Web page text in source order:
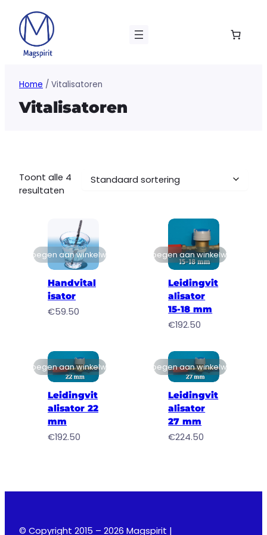
naar
inhoud
Home / Vitalisatoren
Vitalisatoren
Toont alle 4
resultaten
Toevoegen aan winkelwagen
Handvital
isator
€59.50
Toevoegen aan winkelwagen
Leidingvit
alisator
15-18 mm
€192.50
Toevoegen aan winkelwagen
Leidingvit
alisator 22
mm
€192.50
Toevoegen aan winkelwagen
Leidingvit
alisator
27 mm
€224.50
© Copyright 2015 – 2026 Magspirit |